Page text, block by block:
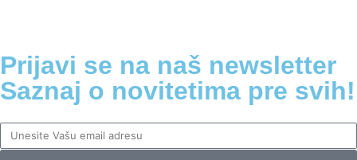
Prijavi se na naš newsletter
Saznaj o novitetima pre svih!